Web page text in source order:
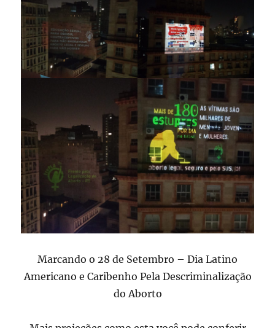
Marcando o 28 de Setembro – Dia Latino
Americano e Caribenho Pela Descriminalização
do Aborto